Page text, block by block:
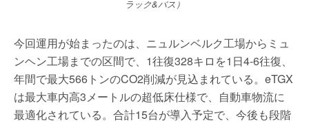
ラック&バス）
今回運用が始まったのは、ニュルンベルク工場からミュ
ンヘン工場までの区間で、1往復328キロを1日4-6往復、
年間で最大566トンのCO2削減が見込まれている。eTGX
は最大車内高3メートルの超低床仕様で、自動車物流に
最適化されている。合計15台が導入予定で、今後も段階